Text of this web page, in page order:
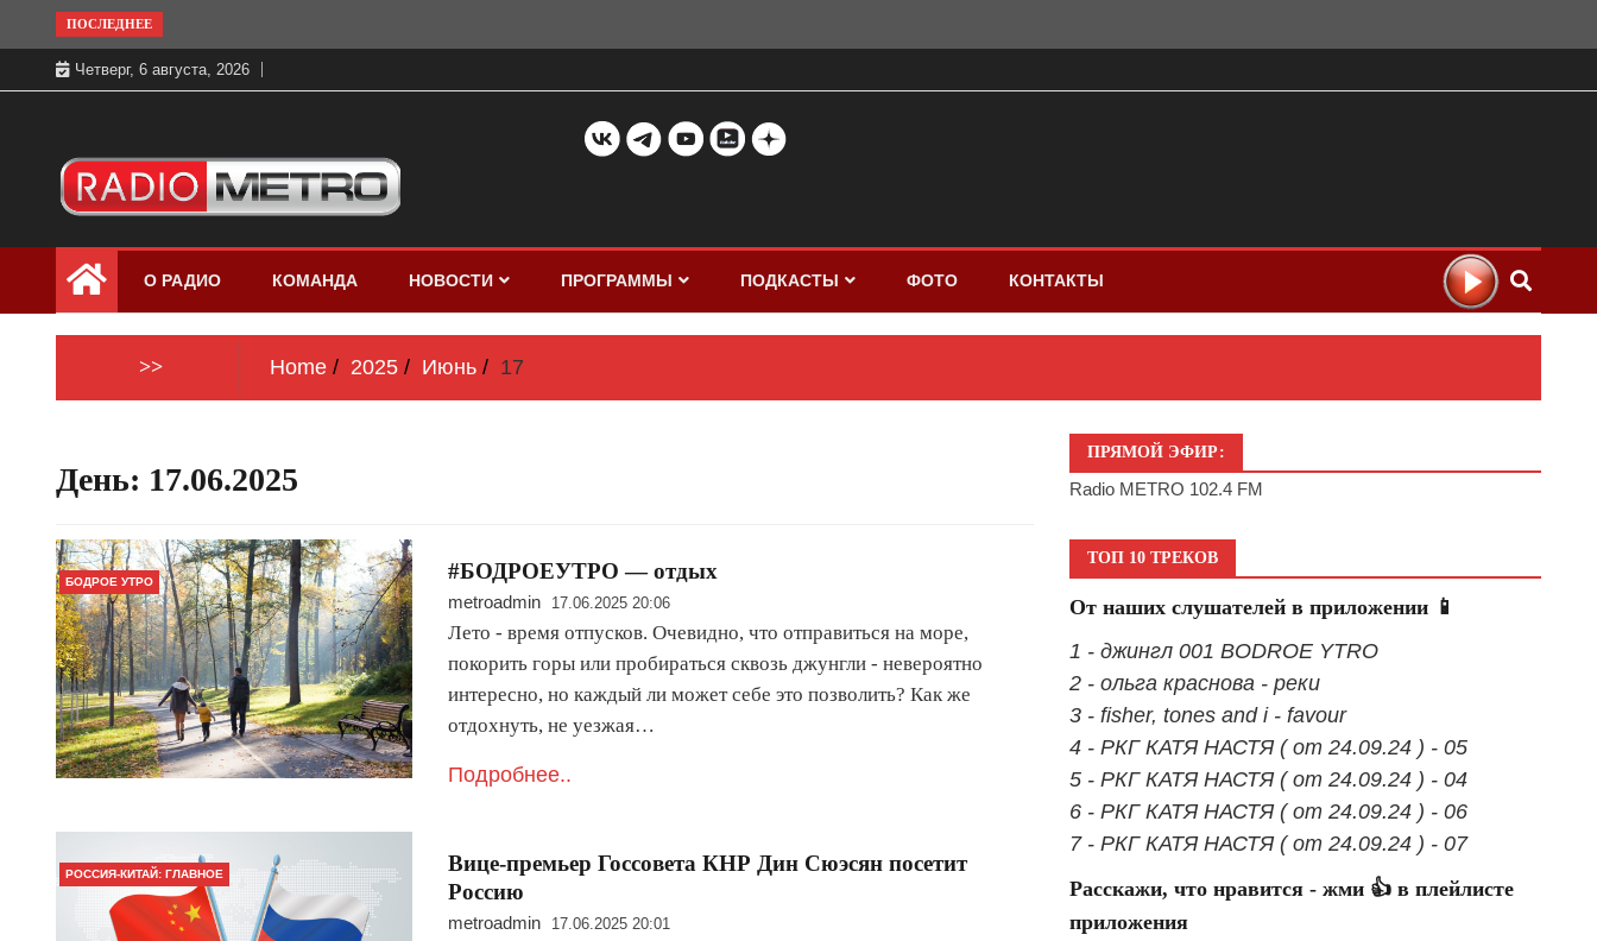
to
content
ПОСЛЕДНЕЕ
Четверг, 6 августа, 2026
Радио МЕТРО
бесплатно в хорошем качестве Санкт-
Петербург и Россия
О РАДИО КОМАНДА НОВОСТИ ПРОГРАММЫ ПОДКАСТЫ ФОТО КОНТАКТЫ
>> Home 2025 Июнь 17
День: 17.06.2025
БОДРОЕ УТРО #БОДРОЕУТРО — отдых
metroadmin 17.06.2025 20:06
Лето - время отпусков. Очевидно, что отправиться на море,
покорить горы или пробираться сквозь джунгли - невероятно
интересно, но каждый ли может себе это позволить? Как же
отдохнуть, не уезжая…
Подробнее..
РОССИЯ-КИТАЙ: ГЛАВНОЕ
Вице-премьер Госсовета КНР Дин Сюэсян посетит
Россию
metroadmin 17.06.2025 20:01
ПРЯМОЙ ЭФИР:
Radio METRO 102.4 FM
ТОП 10 ТРЕКОВ
От наших слушателей в приложении 📱
1 - джингл 001 BODROE YTRO
2 - ольга краснова - реки
3 - fisher, tones and i - favour
4 - РКГ КАТЯ НАСТЯ ( от 24.09.24 ) - 05
5 - РКГ КАТЯ НАСТЯ ( от 24.09.24 ) - 04
6 - РКГ КАТЯ НАСТЯ ( от 24.09.24 ) - 06
7 - РКГ КАТЯ НАСТЯ ( от 24.09.24 ) - 07
Расскажи, что нравится - жми 👍 в плейлисте
приложения